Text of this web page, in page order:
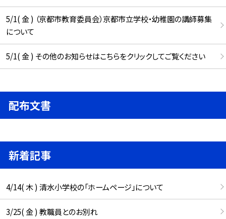
5/1( 金 ) （京都市教育委員会）京都市立学校・幼稚園の講師募集
について
5/1( 金 ) その他のお知らせはこちらをクリックしてご覧ください
配布文書
新着記事
4/14( 木 ) 清水小学校の「ホームページ」について
3/25( 金 ) 教職員とのお別れ